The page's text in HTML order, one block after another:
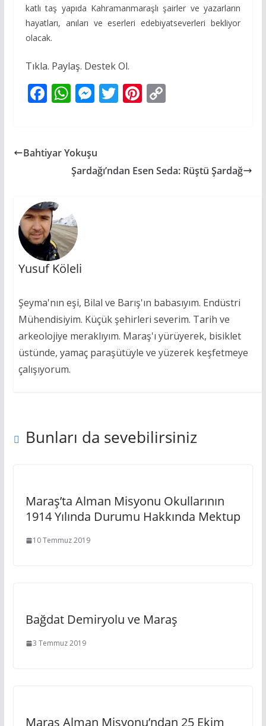
katlı taş yapıda Kahramanmaraşlı şairler ve yazarların
hayatları, anıları ve eserleri edebiyatseverleri bekliyor
olacak.
Tıkla. Paylaş. Destek Ol.
F
b
k
W
s
A
p
M
e
n
T Pi
st
C
Li
Bahtiyar Yokuşu
Şardağı’ndan Esen Seda: Rüştü Şardağ
Yusuf Köleli
Şeyma'nın eşi, Bilal ve Barış'ın babasıyım. Endüstri
Mühendisiyim. Küçük şehirleri severim. Tarih ve
arkeolojiye meraklıyım. Maraş'ı yürüyerek, bisiklet
üstünde, yamaç paraşütüyle ve yüzerek keşfetmeye
çalışıyorum.
Bunları da sevebilirsiniz
Maraş’ta Alman Misyonu Okullarının
1914 Yılında Durumu Hakkında Mektup
10 Temmuz 2019
Bağdat Demiryolu ve Maraş
3 Temmuz 2019
Maraş Alman Misyonu’ndan 25 Ekim